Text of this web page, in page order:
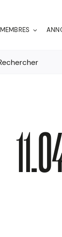
MEMBRES